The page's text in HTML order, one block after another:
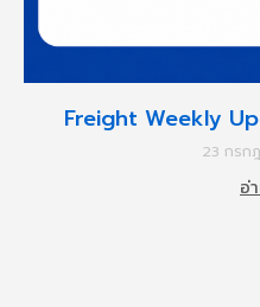
Freight Weekly
23 กรก
อ่